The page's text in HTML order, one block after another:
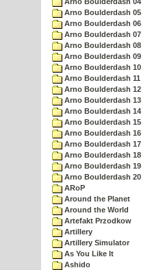
Arno Boulderdash 05
Arno Boulderdash 06
Arno Boulderdash 07
Arno Boulderdash 08
Arno Boulderdash 09
Arno Boulderdash 10
Arno Boulderdash 11
Arno Boulderdash 12
Arno Boulderdash 13
Arno Boulderdash 14
Arno Boulderdash 15
Arno Boulderdash 16
Arno Boulderdash 17
Arno Boulderdash 18
Arno Boulderdash 19
Arno Boulderdash 20
ARoP
Around the Planet
Around the World
Artefakt Przodkow
Artillery
Artillery Simulator
As You Like It
Ashido